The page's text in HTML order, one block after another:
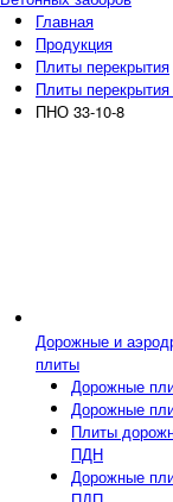
Главная
Продукция
Плиты перекрытия
Плиты
ПНО 33-10-8
Дорожные и
плиты
Дорожные
Дорожные
Плиты
ПДН
Дорожные